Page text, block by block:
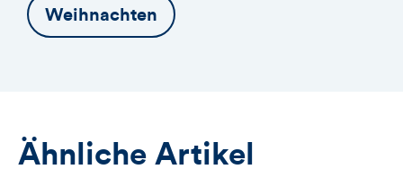
Weihnachten
Ähnliche Artikel